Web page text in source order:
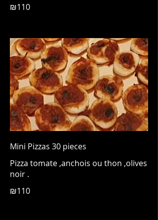
₪110
Mini Pizzas 30 pieces
Pizza tomate ,anchois ou thon ,olives
noir .
₪110